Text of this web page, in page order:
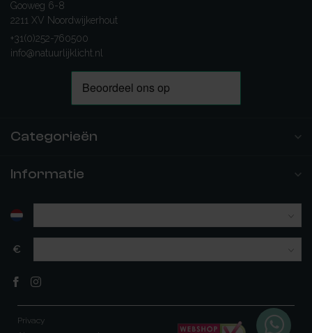
Gooweg 6-8
2211 XV Noordwijkerhout
+31(0)252-760500
info@natuurlijklicht.nl
Categorieën
Informatie
€
Privacy